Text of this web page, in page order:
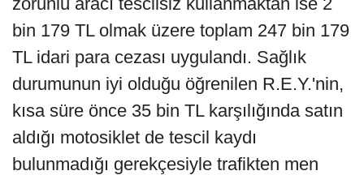
bin 179 TL olmak üzere toplam 247 bin 179
TL idari para cezası uygulandı. Sağlık
durumunun iyi olduğu öğrenilen R.E.Y.'nin,
kısa süre önce 35 bin TL karşılığında satın
aldığı motosiklet de tescil kaydı
bulunmadığı gerekçesiyle trafikten men